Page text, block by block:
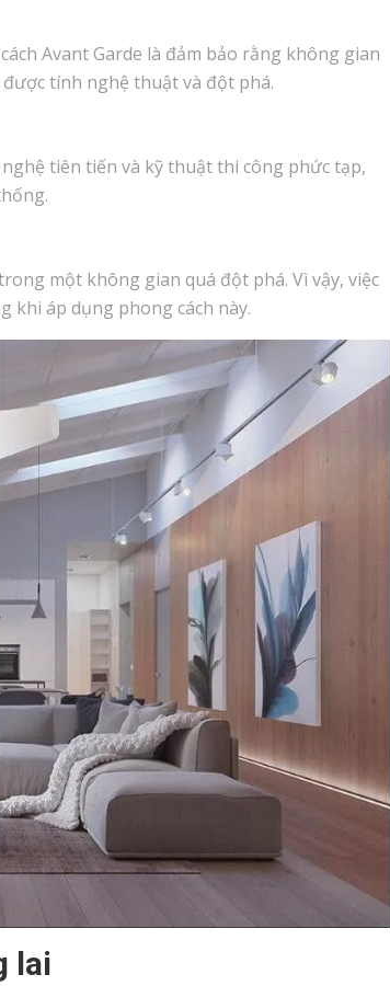
Avant Garde là đảm bảo rằng không gian
tính nghệ thuật và đột phá.
tiên tiến và kỹ thuật thi công phức tạp,
một không gian quá đột phá. Vì vậy, việc
khi áp dụng phong cách này.
lai